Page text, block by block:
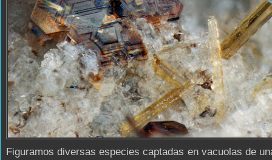
Figuramos diversas especies captadas en vacuolas de